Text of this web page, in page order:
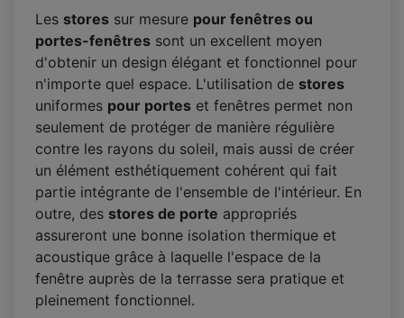
Les stores sur mesure pour fenêtres ou
portes-fenêtres sont un excellent moyen
d'obtenir un design élégant et fonctionnel pour
n'importe quel espace. L'utilisation de stores
uniformes pour portes et fenêtres permet non
seulement de protéger de manière régulière
contre les rayons du soleil, mais aussi de créer
un élément esthétiquement cohérent qui fait
partie intégrante de l'ensemble de l'intérieur. En
outre, des stores de porte appropriés
assureront une bonne isolation thermique et
acoustique grâce à laquelle l'espace de la
fenêtre auprès de la terrasse sera pratique et
pleinement fonctionnel.